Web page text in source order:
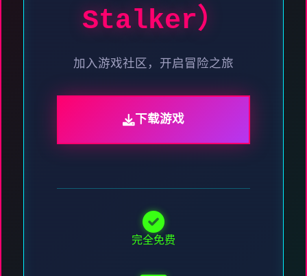
Stalker）
加入游戏社区，开启冒险之旅
下载游戏
完全免费